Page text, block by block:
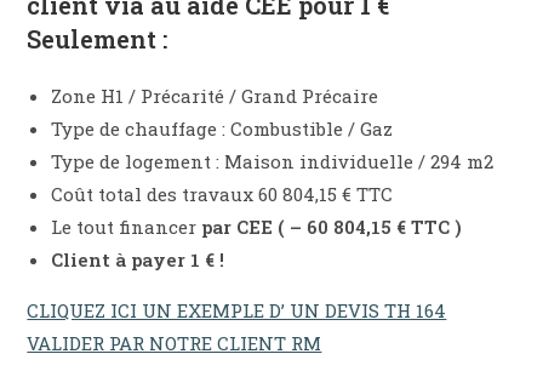
Seulement :
Zone H1 / Précarité / Grand Précaire
Type de chauffage : Combustible / Gaz
Type de logement : Maison individuelle / 294 m2
Coût total des travaux 60 804,15 € TTC
Le tout financer par CEE ( – 60 804,15 € TTC )
Client à payer 1 € !
CLIQUEZ ICI UN EXEMPLE D’ UN DEVIS TH 164
VALIDER PAR NOTRE CLIENT RM